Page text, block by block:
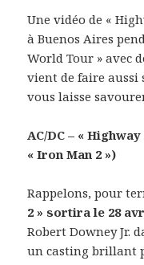
Une vidéo de «
à Buenos Aires
World Tour » avec
vient de faire aussi
vous laisse
AC/DC – «
« Iron Man 2 »)
Rappelons, pour
2 » sortira le 28
Robert Downey Jr.
un casting brillant